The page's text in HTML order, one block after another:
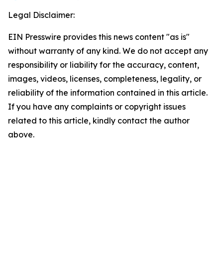
Legal Disclaimer:
EIN Presswire provides this news content "as is"
without warranty of any kind. We do not accept any
responsibility or liability for the accuracy, content,
images, videos, licenses, completeness, legality, or
reliability of the information contained in this article.
If you have any complaints or copyright issues
related to this article, kindly contact the author
above.